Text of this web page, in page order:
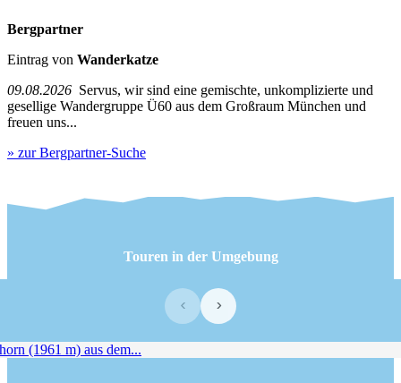
Bergpartner
Eintrag von Wanderkatze
09.08.2026 Servus, wir sind eine gemischte, unkomplizierte und
gesellige Wandergruppe Ü60 aus dem Großraum München und
freuen uns...
» zur Bergpartner-Suche
Touren in der Umgebung
‹ ›